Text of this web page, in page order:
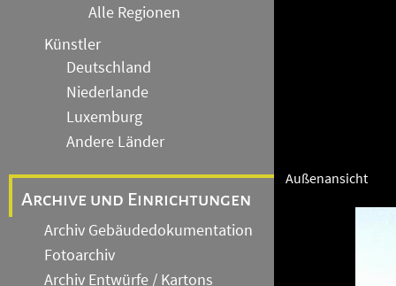
Alle Regionen
Künstler
Deutschland
Niederlande
Luxemburg
Andere Länder
Archive und Einrichtungen
Archiv Gebäudedokumentation
Fotoarchiv
Archiv Entwürfe / Kartons
Außenansicht